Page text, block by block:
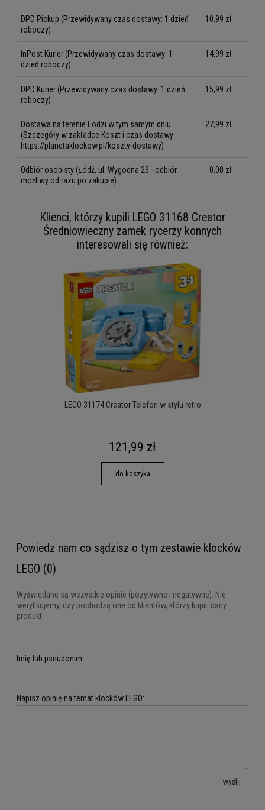
DPD Pickup (Przewidywany czas dostawy: 1 dzień
roboczy)
10,99 zł
InPost Kurier (Przewidywany czas dostawy: 1
dzień roboczy)
14,99 zł
DPD Kurier (Przewidywany czas dostawy: 1 dzień
roboczy)
15,99 zł
Dostawa na terenie Łodzi w tym samym dniu
(Szczegóły w zakładce Koszt i czas dostawy
https://planetaklockow.pl/koszty-dostawy)
27,99 zł
Odbiór osobisty (Łódź, ul. Wygodna 23 - odbiór
możliwy od razu po zakupie)
0,00 zł
Klienci, którzy kupili LEGO 31168 Creator
Średniowieczny zamek rycerzy konnych
interesowali się również:
LEGO 31174 Creator Telefon w stylu retro
121,99 zł
do koszyka
Powiedz nam co sądzisz o tym zestawie klocków
LEGO (0)
Wyświetlane są wszystkie opinie (pozytywne i negatywne). Nie
weryfikujemy, czy pochodzą one od klientów, którzy kupili dany
produkt.
Imię lub pseudonim:
Napisz opinię na temat klocków LEGO:
wyślij